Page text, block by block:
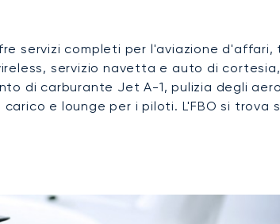
servizi completi per l'aviazione
servizio navetta e auto di
di carburante Jet A-1, pulizia degli
e lounge per i piloti. L'FBO si trova